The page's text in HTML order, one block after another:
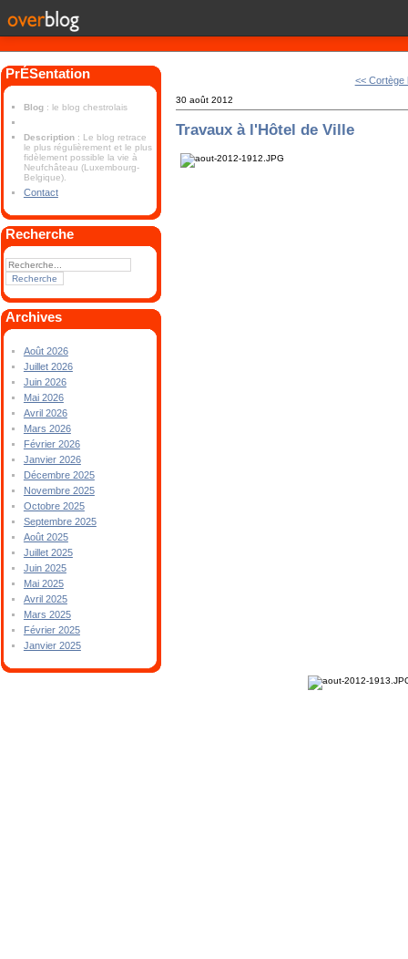
PrÉSentation
Blog : le blog chestrolais
Description : Le blog retrace
le plus régulièrement et le plus
fidèlement possible la vie à
Neufchâteau (Luxembourg-
Belgique).
Contact
Recherche
Archives
Août 2026
Juillet 2026
Juin 2026
Mai 2026
Avril 2026
Mars 2026
Février 2026
Janvier 2026
Décembre 2025
Novembre 2025
Octobre 2025
Septembre 2025
Août 2025
Juillet 2025
Juin 2025
Mai 2025
Avril 2025
Mars 2025
Février 2025
Janvier 2025
<< Cortège
30 août 2012
Travaux à l'Hôtel de Ville